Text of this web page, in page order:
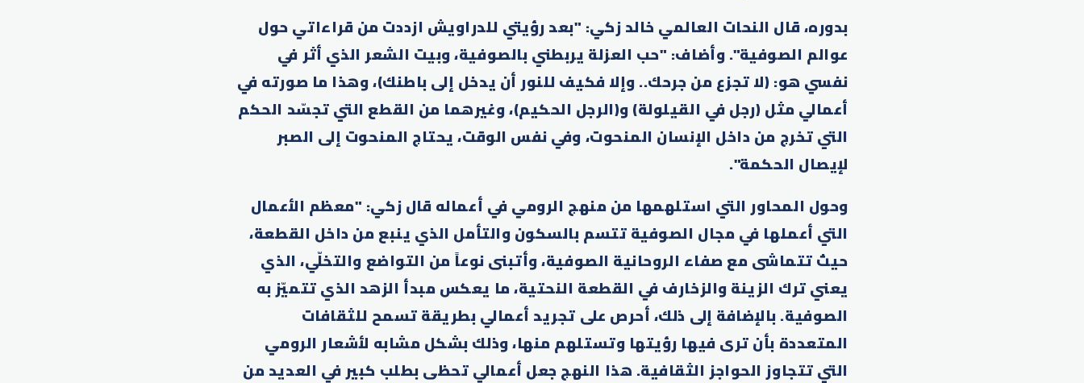
بدوره، قال النحات العالمي خالد زكي: "بعد رؤيتي للدراويش ازددت من قراءاتي حول
عوالم الصوفية". وأضاف: "حب العزلة يربطني بالصوفية، وبيت الشعر الذي أثر في
نفسي هو: (لا تجزع من جرحك.. وإلا فكيف للنور أن يدخل إلى باطنك)، وهذا ما صورته في
أعمالي مثل (رجل في القيلولة) و(الرجل الحكيم)، وغيرهما من القطع التي تجسّد الحكم
التي تخرج من داخل الإنسان المنحوت، وفي نفس الوقت، يحتاج المنحوت إلى الصبر
لإيصال الحكمة".
وحول المحاور التي استلهمها من منهج الرومي في أعماله قال زكي: "معظم الأعمال
التي أعملها في مجال الصوفية تتسم بالسكون والتأمل الذي ينبع من داخل القطعة،
حيث تتماشى مع صفاء الروحانية الصوفية، وأتبنى نوعاً من التواضع والتخلّي، الذي
يعني ترك الزينة والزخارف في القطعة النحتية، ما يعكس مبدأ الزهد الذي تتميّز به
الصوفية. بالإضافة إلى ذلك، أحرص على تجريد أعمالي بطريقة تسمح للثقافات
المتعددة بأن ترى فيها رؤيتها وتستلهم منها، وذلك بشكل مشابه لأشعار الرومي
التي تتجاوز الحواجز الثقافية. هذا النهج جعل أعمالي تحظى بطلب كبير في العديد من